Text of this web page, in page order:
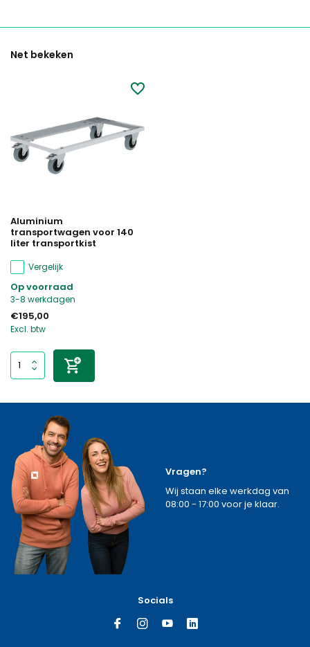
Net bekeken
Aluminium
transportwagen voor 140
liter transportkist
Vergelijk
Op voorraad
3-8 werkdagen
€195,00
Excl. btw
Vragen?
Wij staan elke werkdag van
08:00 - 17:00 voor je klaar.
Socials